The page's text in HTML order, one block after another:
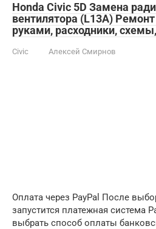
Honda Civic 5D Замена
вентилятора (L13A)
руками, расходники,
Civic Алексей Смирнов
Оплата через PayPal После
запустится платежная система
выбрать способ оплаты